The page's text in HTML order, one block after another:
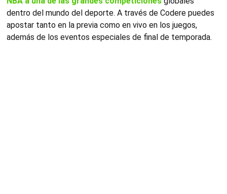
dentro del mundo del deporte. A través de Codere puedes
apostar tanto en la previa como en vivo en los juegos,
además de los eventos especiales de final de temporada.